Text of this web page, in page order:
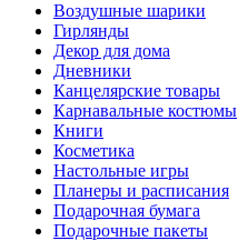
Воздушные шарики
Гирлянды
Декор для дома
Дневники
Канцелярские товары
Карнавальные костюмы
Книги
Косметика
Настольные игры
Планеры и расписания
Подарочная бумага
Подарочные пакеты